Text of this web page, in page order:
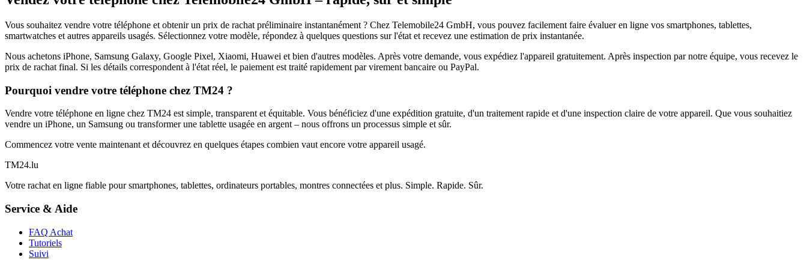
Vous souhaitez vendre votre téléphone et obtenir un prix de rachat préliminaire instantanément ? Chez Telemobile24 GmbH, vous pouvez facilement faire évaluer en ligne vos smartphones, tablettes,
smartwatches et autres appareils usagés. Sélectionnez votre modèle, répondez à quelques questions sur l'état et recevez une estimation de prix instantanée.
Nous achetons iPhone, Samsung Galaxy, Google Pixel, Xiaomi, Huawei et bien d'autres modèles. Après votre demande, vous expédiez l'appareil gratuitement. Après inspection par notre équipe, vous recevez le
prix de rachat final. Si les détails correspondent à l'état réel, le paiement est traité rapidement par virement bancaire ou PayPal.
Pourquoi vendre votre téléphone chez TM24 ?
Vendre votre téléphone en ligne chez TM24 est simple, transparent et équitable. Vous bénéficiez d'une expédition gratuite, d'un traitement rapide et d'une inspection claire de votre appareil. Que vous souhaitiez
vendre un iPhone, un Samsung ou transformer une tablette usagée en argent – nous offrons un processus simple et sûr.
Commencez votre vente maintenant et découvrez en quelques étapes combien vaut encore votre appareil usagé.
TM24.lu
Votre rachat en ligne fiable pour smartphones, tablettes, ordinateurs portables, montres connectées et plus. Simple. Rapide. Sûr.
Service & Aide
FAQ Achat
Tutoriels
Suivi